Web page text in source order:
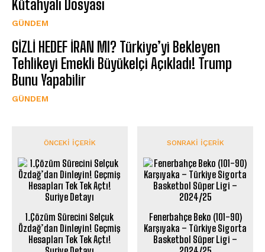
Kütahyalı Dosyası
GÜNDEM
GİZLİ HEDEF İRAN MI? Türkiye’yi Bekleyen
Tehlikeyi Emekli Büyükelçi Açıkladı! Trump
Bunu Yapabilir
GÜNDEM
ÖNCEKI İÇERIK
1.Çözüm Sürecini Selçuk
Özdağ’dan Dinleyin! Geçmiş
Hesapları Tek Tek Açtı!
SONRAKI İÇERIK
Fenerbahçe Beko (101-90)
Karşıyaka – Türkiye Sigorta
Basketbol Süper Ligi –